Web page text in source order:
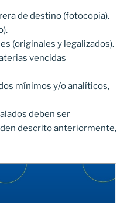
de destino (fotocopia).
(originales y legalizados).
vencidas
mínimos y/o analíticos,
deben ser
descrito anteriormente,